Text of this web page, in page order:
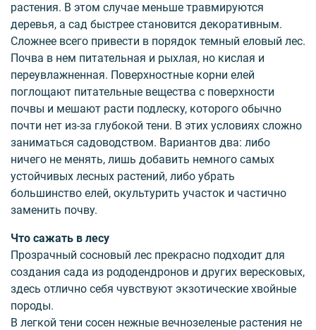
растения. В этом случае меньше травмируются
деревья, а сад быстрее становится декоративным.
Сложнее всего привести в порядок темный еловый лес.
Почва в нем питательная и рыхлая, но кислая и
переувлажненная. Поверхностные корни елей
поглощают питательные вещества с поверхности
почвы и мешают расти подлеску, которого обычно
почти нет из-за глубокой тени. В этих условиях сложно
заниматься садоводством. Вариантов два: либо
ничего не менять, лишь добавить немного самых
устойчивых лесных растений, либо убрать
большинство елей, окультурить участок и частично
заменить почву.
Что сажать в лесу
Прозрачный сосновый лес прекрасно подходит для
создания сада из рододендронов и других вересковых,
здесь отлично себя чувствуют экзотические хвойные
породы.
В легкой тени сосен нежные вечнозеленые растения не